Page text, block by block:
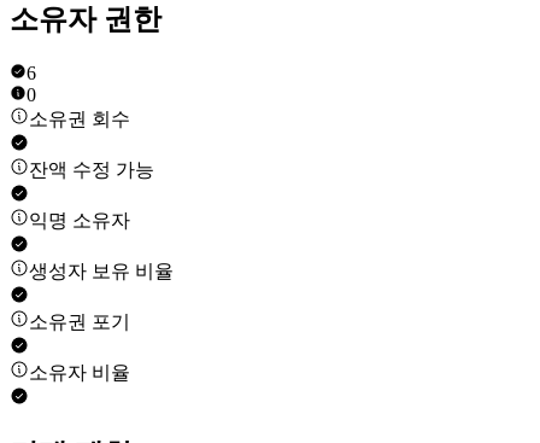
소유자 권한
6
0
소유권 회수
잔액 수정 가능
익명 소유자
생성자 보유 비율
소유권 포기
소유자 비율